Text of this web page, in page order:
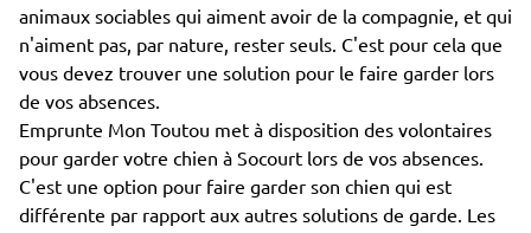
animaux sociables qui aiment avoir de la compagnie, et qui
n'aiment pas, par nature, rester seuls. C'est pour cela que
vous devez trouver une solution pour le faire garder lors
de vos absences.
Emprunte Mon Toutou met à disposition des volontaires
pour garder votre chien à Socourt lors de vos absences.
C'est une option pour faire garder son chien qui est
différente par rapport aux autres solutions de garde. Les